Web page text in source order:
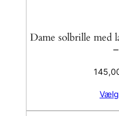
Dame solbrille med